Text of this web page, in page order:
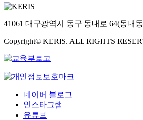
41061 대구광역시 동구 동내로 64(동내
Copyright© KERIS. ALL RIGHTS
네이버 블로그
인스타그램
유튜브